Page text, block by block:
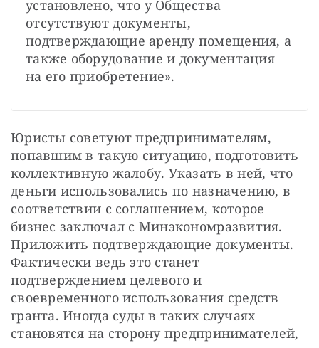
установлено, что у Общества
отсутствуют документы,
подтверждающие аренду помещения, а
также оборудование и документация
на его приобретение».
Юристы советуют предпринимателям,
попавшим в такую ситуацию, подготовить
коллективную жалобу. Указать в ней, что
деньги использовались по назначению, в
соответствии с соглашением, которое
бизнес заключал с Минэкономразвития.
Приложить подтверждающие документы.
Фактически ведь это станет
подтверждением целевого и
своевременного использования средств
гранта. Иногда суды в таких случаях
становятся на сторону предпринимателей,